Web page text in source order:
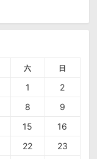
六 日
1
2
8
9
15
16
22
23